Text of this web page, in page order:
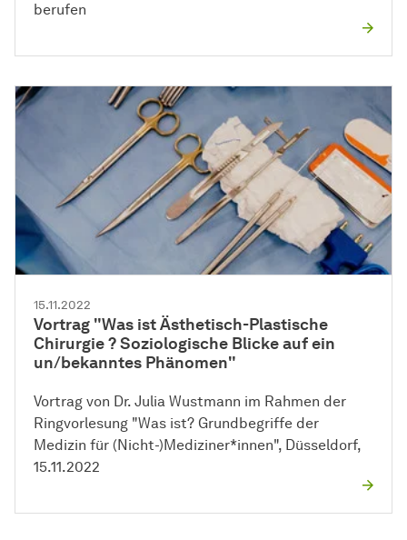
berufen
15.11.2022
Vortrag "Was ist Ästhetisch-Plastische
Chirurgie ? Soziologische Blicke auf ein
un/bekanntes Phänomen"
Vortrag von Dr. Julia Wustmann im Rahmen der
Ringvorlesung "Was ist? Grundbegriffe der
Medizin für (Nicht-)Mediziner*innen", Düsseldorf,
15.11.2022